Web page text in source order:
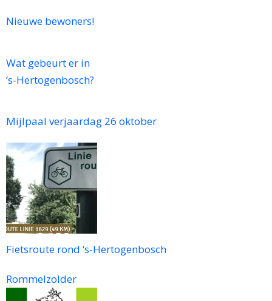
Nieuwe bewoners!
Wat gebeurt er in
‘s-Hertogenbosch?
Mijlpaal verjaardag 26 oktober
Fietsroute rond ‘s-Hertogenbosch
Rommelzolder